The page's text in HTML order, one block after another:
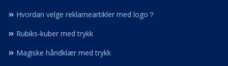
Hvordan velge reklameartikler med logo？
Rubiks-kuber med trykk
Magiske håndklær med trykk